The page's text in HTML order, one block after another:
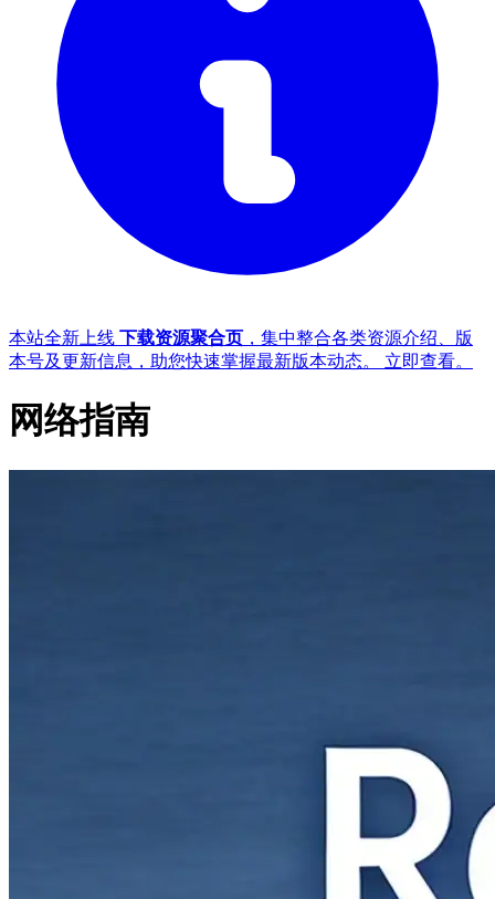
本站全新上线 下载资源聚合页 ，集中整合各类资源介绍、版
本号及更新信息，助您快速掌握最新版本动态。 立即查看。
网络指南